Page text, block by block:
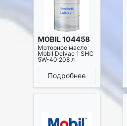
MOBIL 104458
Моторное масло
Mobil Delvac 1 SHC
5W-40 208 л
Подробнее